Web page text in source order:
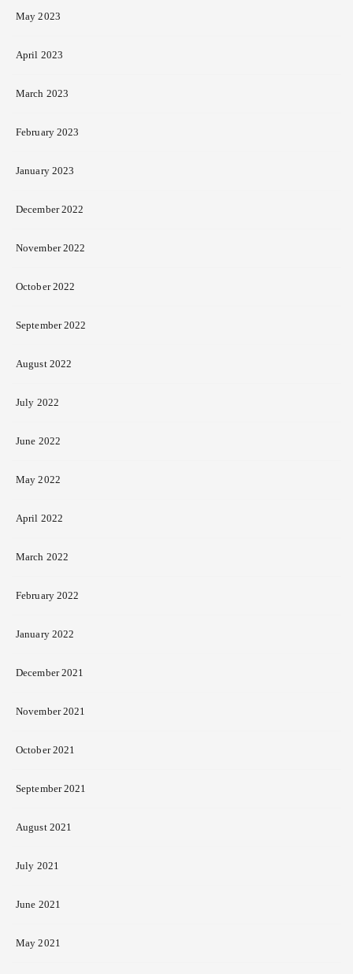
May 2023
April 2023
March 2023
February 2023
January 2023
December 2022
November 2022
October 2022
September 2022
August 2022
July 2022
June 2022
May 2022
April 2022
March 2022
February 2022
January 2022
December 2021
November 2021
October 2021
September 2021
August 2021
July 2021
June 2021
May 2021